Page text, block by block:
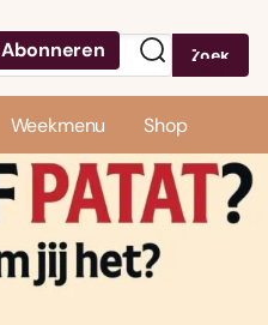
Abonneren Zoek
Weekmenu Shop